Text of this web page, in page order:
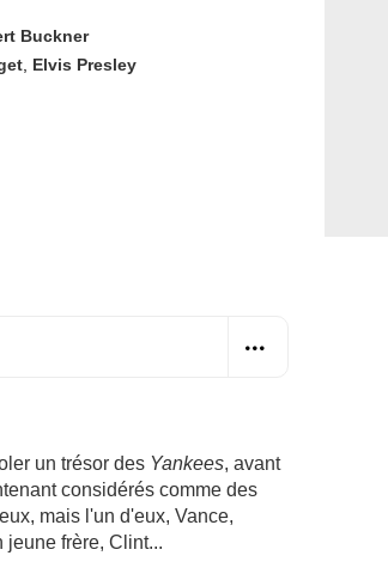
Buckner
Elvis Presley
un trésor des Yankees, avant
considérés comme des
mais l'un d'eux, Vance,
jeune frère, Clint...